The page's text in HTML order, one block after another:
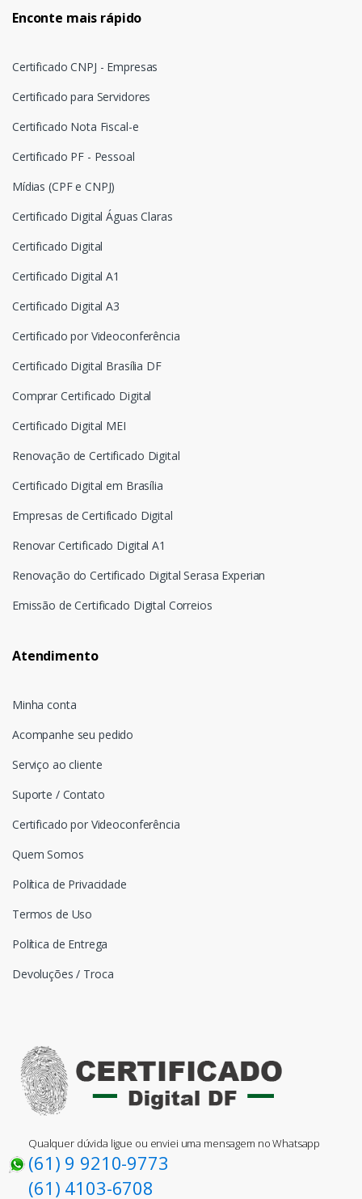
Enconte mais rápido
Certificado CNPJ - Empresas
Certificado para Servidores
Certificado Nota Fiscal-e
Certificado PF - Pessoal
Mídias (CPF e CNPJ)
Certificado Digital Águas Claras
Certificado Digital
Certificado Digital A1
Certificado Digital A3
Certificado por Videoconferência
Certificado Digital Brasília DF
Comprar Certificado Digital
Certificado Digital MEI
Renovação de Certificado Digital
Certificado Digital em Brasília
Empresas de Certificado Digital
Renovar Certificado Digital A1
Renovação do Certificado Digital Serasa Experian
Emissão de Certificado Digital Correios
Atendimento
Minha conta
Acompanhe seu pedido
Serviço ao cliente
Suporte / Contato
Certificado por Videoconferência
Quem Somos
Política de Privacidade
Termos de Uso
Política de Entrega
Devoluções / Troca
Qualquer dúvida ligue ou enviei uma mensagem no Whatsapp
(61) 9 9210-9773
(61) 4103-6708